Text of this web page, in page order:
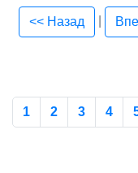
<< Назад
1 2 3 4